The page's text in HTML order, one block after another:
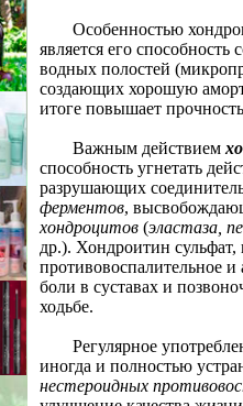
Особенностью
является его
водных полостей
создающих хорошую
итоге повышает
Важным действием
способность угнетать
разрушающих
ферментов,
хондроцитов (эластаза,
др.). Хондроитин сульфат,
противовоспалительное
боли в суставах и
ходьбе.
Регулярное
иногда и полностью
нестероидных